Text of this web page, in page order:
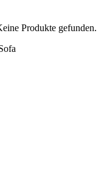
Produkte gefunden.